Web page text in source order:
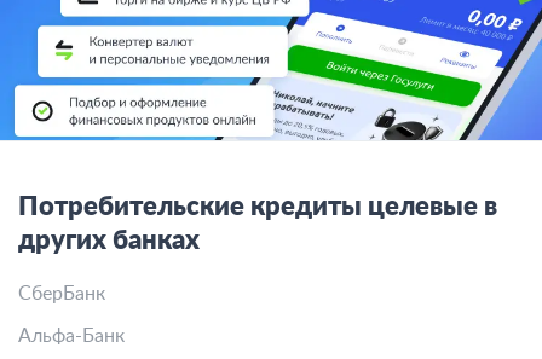
Потребительские кредиты целевые в
других банках
СберБанк
Альфа-Банк